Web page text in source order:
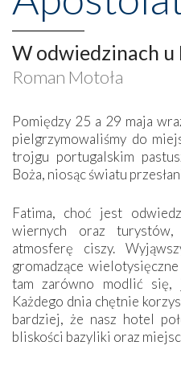
W odwiedzinach u
Roman Motoła
Pomiędzy 25 a 29 maja
pielgrzymowaliśmy do
trojgu portugalskim
Boża, niosąc światu
Fatima, choć jest
wiernych oraz turystów,
atmosferę ciszy.
gromadzące
tam zarówno modlić się,
Każdego dnia chętnie
bardziej, że nasz hotel
bliskości bazyliki oraz